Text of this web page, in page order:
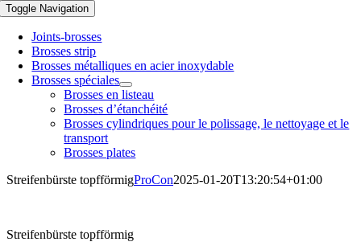
Toggle Navigation
Joints-brosses
Brosses strip
Brosses métalliques en acier inoxydable
Brosses spéciales
Brosses en listeau
Brosses d’étanchéité
Brosses cylindriques pour le polissage, le nettoyage et le
transport
Brosses plates
Streifenbürste topfförmigProCon2025-01-20T13:20:54+01:00
Streifenbürste topfförmig